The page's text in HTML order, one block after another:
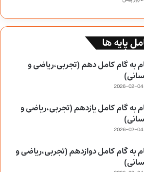
پایه ها
به گام کامل دهم (تجربی،ریاضی و
2026-02-04
به گام کامل یازدهم (تجربی،ریاضی و
2026-02-04
به گام کامل دوازدهم (تجربی،ریاضی و